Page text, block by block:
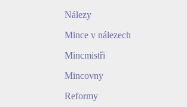
Nálezy
Mince v nálezech
Mincmistři
Mincovny
Reformy